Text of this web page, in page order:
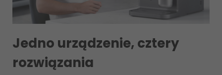
Jedno urządzenie, cztery
rozwiązania